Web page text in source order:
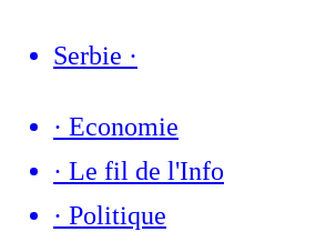
Serbie ·
· Economie
· Le fil de l'Info
· Politique